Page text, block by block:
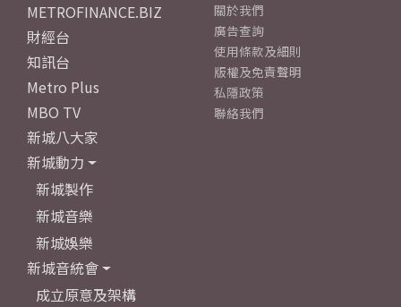
METROFINANCE.BIZ
財經台
知訊台
Metro Plus
MBO TV
新城八大家
新城動力
新城製作
新城音樂
新城娛樂
新城音統會
成立原意及架構
關於我們
廣告查詢
使用條款及細則
版權及免責聲明
私隱政策
聯絡我們